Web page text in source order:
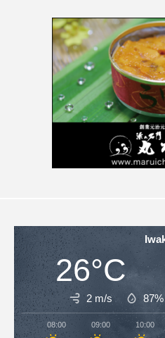
26°C
2 m/s 87%
08:00 09:00 10:00